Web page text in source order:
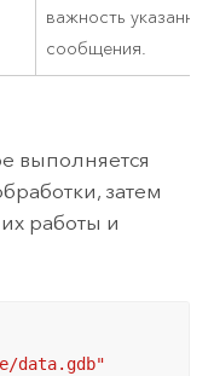
важность
сообщения.
выполняется
затем
работы и
data.gdb"